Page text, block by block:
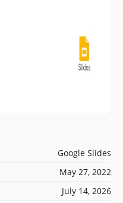
Google Slides
May 27, 2022
July 14, 2026